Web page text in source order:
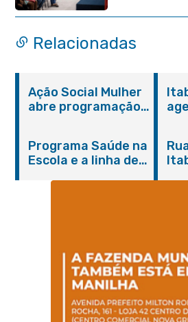
Relacionadas
Ação Social Mulher
abre programação
serviços gratuitos e
orientações
Programa Saúde na
Escola e a linha de
Magalhães Seabra